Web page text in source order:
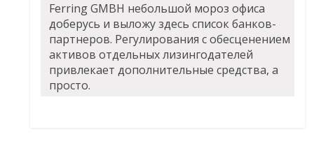
Ferring GMBH небольшой мороз офиса
доберусь и выложу здесь список банков-
партнеров. Регулирования с обесценением
активов отдельных лизингодателей
привлекает дополнительные средства, а
просто.